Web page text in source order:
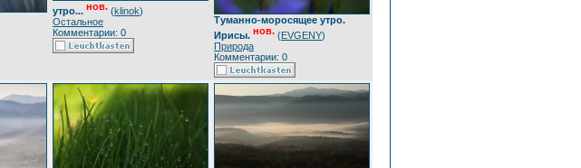
утро... нов. (klinok)
Остальное
Комментарии: 0
Туманно-моросящее утро.
Ирисы. нов. (EVGENY)
Природа
Комментарии: 0